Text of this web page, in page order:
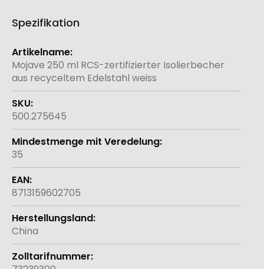
Spezifikation
Weitere
Informationen
Mojave 250 ml RCS-zertifizierter Isolierbecher
aus recyceltem Edelstahl weiss
500.275645
35
8713159602705
China